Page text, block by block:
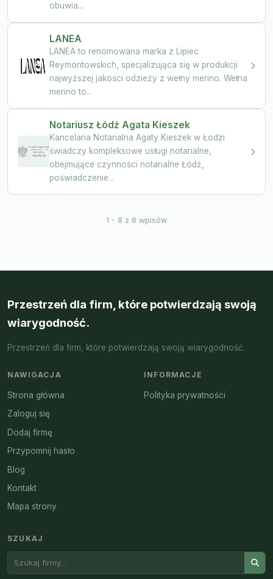
obuwia...
LANEA
LANEA to renomowana marka z Lipiec
Reymontowskich, specjalizująca się w produkcji
najwyższej jakości odzieży z wełny merino. Wełna
merino to...
Notariusz Łódź Agata Kieszek
Kancelaria Notarialna Agaty Kieszek w Łodzi
świadczy kompleksowe usługi notarialne,
obejmujące czynności notarialne Łódź,
poświadczenie...
1 - 8 z 8 wpisów
Przestrzeń dla firm, które potwierdzają swoją
wiarygodność.
Przestrzeń dla firm, które potwierdzają swoją wiarygodność.
NAWIGACJA
Strona główna
Zaloguj się
Dodaj firmę
Przypomnij hasło
Blog
Kontakt
Mapa strony
INFORMACJE
Polityka prywatności
SZUKAJ